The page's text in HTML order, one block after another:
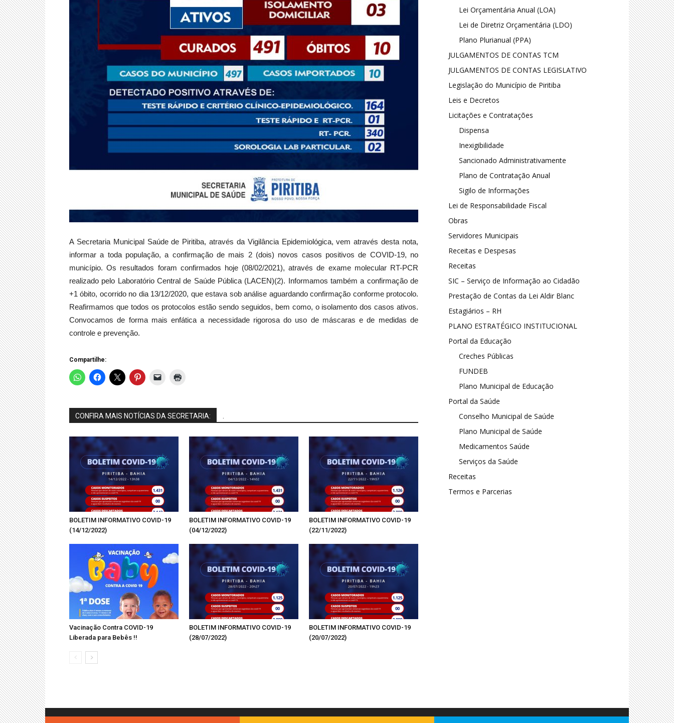
A Secretaria Municipal Saúde de Piritiba, através da Vigilância Epidemiológica, vem através desta nota,
informar a toda população, a confirmação de mais 2 (dois) novos casos positivos de COVID-19, no
município. Os resultados foram confirmados hoje (08/02/2021), através de exame molecular RT-PCR
realizado pelo Laboratório Central de Saúde Pública (LACEN)(2). Informamos também a confirmação de
+1 óbito, ocorrido no dia 13/12/2020, que estava sob análise aguardando confirmação conforme protocolo.
Reafirmamos que todos os protocolos estão sendo seguidos, bem como, o isolamento dos casos ativos.
Convocamos de forma mais enfática a necessidade rigorosa do uso de máscaras e de medidas de
controle e prevenção.
Compartilhe:
CONFIRA MAIS NOTÍCIAS DA SECRETARIA:
BOLETIM INFORMATIVO COVID-19
(14/12/2022)
BOLETIM INFORMATIVO COVID-19
(04/12/2022)
BOLETIM INFORMATIVO COVID-19
(22/11/2022)
Vacinação Contra COVID-19
Liberada para Bebês !!
BOLETIM INFORMATIVO COVID-19
(28/07/2022)
BOLETIM INFORMATIVO COVID-19
(20/07/2022)
Lei Orçamentária Anual (LOA)
Lei de Diretriz Orçamentária (LDO)
Plano Plurianual (PPA)
JULGAMENTOS DE CONTAS TCM
JULGAMENTOS DE CONTAS LEGISLATIVO
Legislação do Município de Piritiba
Leis e Decretos
Licitações e Contratações
Dispensa
Inexigibilidade
Sancionado Administrativamente
Plano de Contratação Anual
Sigilo de Informações
Lei de Responsabilidade Fiscal
Obras
Servidores Municipais
Receitas e Despesas
Receitas
SIC – Serviço de Informação ao Cidadão
Prestação de Contas da Lei Aldir Blanc
Estagiários – RH
PLANO ESTRATÉGICO INSTITUCIONAL
Portal da Educação
Creches Públicas
FUNDEB
Plano Municipal de Educação
Portal da Saúde
Conselho Municipal de Saúde
Plano Municipal de Saúde
Medicamentos Saúde
Serviços da Saúde
Receitas
Termos e Parcerias